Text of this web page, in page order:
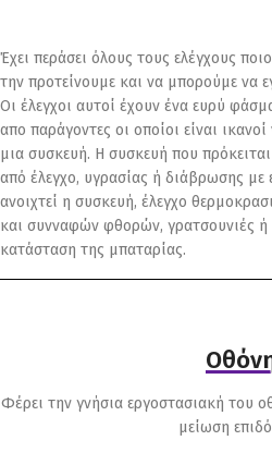
Έχει περάσει όλους τους ελέγχους
την προτείνουμε και να μπορούμε να
Οι έλεγχοι αυτοί έχουν ένα ευρύ
απο παράγοντες οι οποίοι είναι
μια συσκευή. Η συσκευή που
από έλεγχο, υγρασίας ή διάβρωσης με
ανοιχτεί η συσκευή, έλεγχο
και συνναφών φθορών, γρατσουνιές
κατάσταση της μπαταρίας.
Φέρει την γνήσια εργοστασιακή του
μείωση